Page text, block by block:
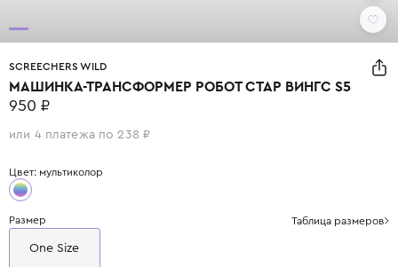
SCREECHERS WILD
МАШИНКА-ТРАНСФОРМЕР РОБОТ СТАР ВИНГС S5
950 ₽
или 4 платежа по 238 ₽
Цвет: мультиколор
Размер Таблица размеров
One Size